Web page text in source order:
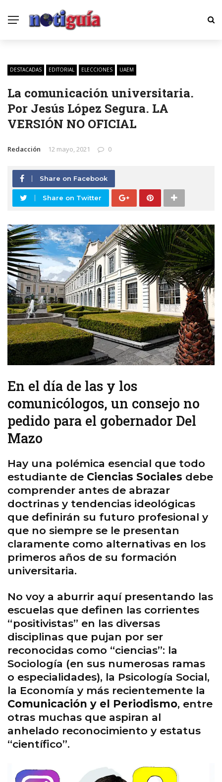
DESTACADAS EDITORIAL ELECCIONES UAEM
La comunicación universitaria.
Por Jesús López Segura. LA
VERSIÓN NO OFICIAL
Redacción 12 mayo, 2021 0
Share on Facebook
Share on Twitter
En el día de las y los
comunicólogos, un consejo no
pedido para el gobernador Del
Mazo
Hay una polémica esencial que todo
estudiante de Ciencias Sociales debe
comprender antes de abrazar
doctrinas y tendencias ideológicas
que definirán su futuro profesional y
que no siempre se le presentan
claramente como alternativas en los
primeros años de su formación
universitaria.
No voy a aburrir aquí presentando las
escuelas que definen las corrientes
“positivistas” en las diversas
disciplinas que pujan por ser
reconocidas como “ciencias”: la
Sociología (en sus numerosas ramas
o especialidades), la Psicología Social,
la Economía y más recientemente la
Comunicación y el Periodismo, entre
otras muchas que aspiran al
anhelado reconocimiento y estatus
“científico”.